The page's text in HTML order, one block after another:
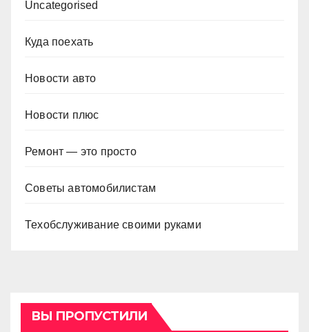
Uncategorised
Куда поехать
Новости авто
Новости плюс
Ремонт — это просто
Советы автомобилистам
Техобслуживание своими руками
ВЫ ПРОПУСТИЛИ